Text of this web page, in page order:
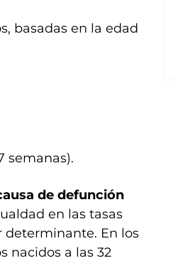
basadas en la edad
semanas).
de defunción
en las tasas
determinante. En los
nacidos a las 32